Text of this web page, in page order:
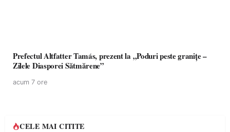
Prefectul Altfatter Tamás, prezent la „Poduri peste granițe –
Zilele Diasporei Sătmărene”
acum 7 ore
CELE MAI CITITE